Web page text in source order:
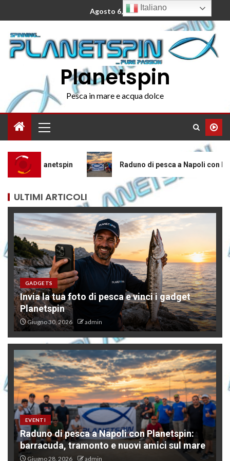
Agosto 6, 2026
Planetspin
Pesca in mare e acqua dolce
Raduno di pesca a Napoli con Planetspin:
ULTIMI ARTICOLI
GADGETS
Invia la tua foto di pesca e vinci i gadget
Planetspin
Giugno 30, 2026 admin
EVENTI
Raduno di pesca a Napoli con Planetspin:
barracuda, tramonto e nuovi amici sul mare
Giugno 28, 2026 admin
Italiano